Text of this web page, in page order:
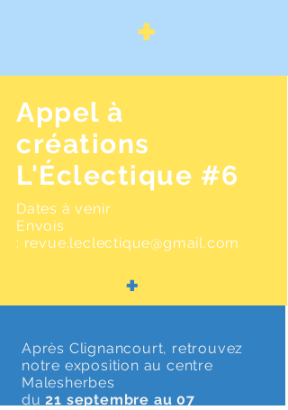
+
Appel à
créations
L'Éclectique #6
Dates à venir
Envois
: revue.leclectique@gmail.com
+
Après Clignancourt, retrouvez
notre exposition au centre
Malesherbes
du21 septembre au 07